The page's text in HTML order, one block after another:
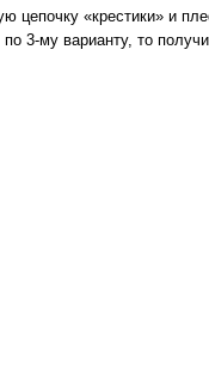
цепочку «крестики» и
3-му варианту, то